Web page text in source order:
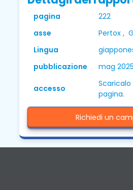
pagina
222
asse
Pertox ,
Lingua
pubblicazione
mag 2025
accesso
pagina.
Richiedi un